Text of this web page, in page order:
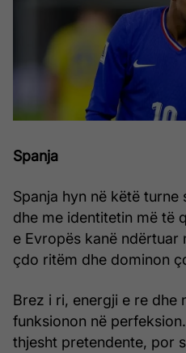
Spanja
Spanja hyn në këtë
dhe me identitetin më të
e Evropës kanë ndërtuar
çdo ritëm dhe dominon
Brez i ri, energji e re dhe
funksionon në
thjesht pretendente, por